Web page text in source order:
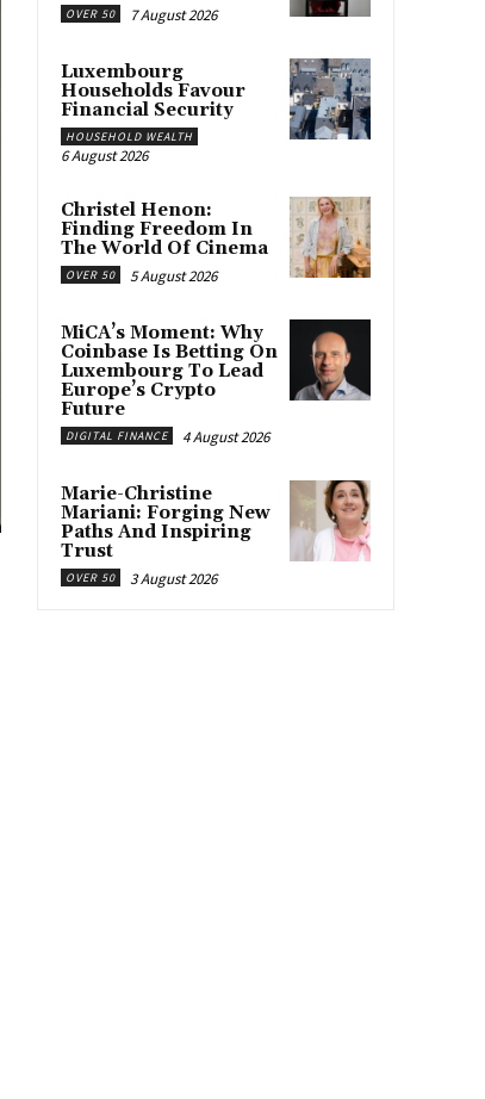
OVER 50 7 August 2026
Luxembourg
Households Favour
Financial Security
HOUSEHOLD WEALTH
6 August 2026
Christel Henon:
Finding Freedom In
The World Of Cinema
OVER 50 5 August 2026
MiCA’s Moment: Why
Coinbase Is Betting On
Luxembourg To Lead
Europe’s Crypto
Future
DIGITAL FINANCE 4 August 2026
Marie-Christine
Mariani: Forging New
Paths And Inspiring
Trust
OVER 50 3 August 2026